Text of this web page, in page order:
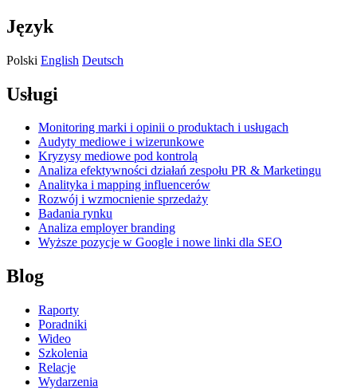
Język
Polski English Deutsch
Usługi
Monitoring marki i opinii o produktach i usługach
Audyty mediowe i wizerunkowe
Kryzysy mediowe pod kontrolą
Analiza efektywności działań zespołu PR & Marketingu
Analityka i mapping influencerów
Rozwój i wzmocnienie sprzedaży
Badania rynku
Analiza employer branding
Wyższe pozycje w Google i nowe linki dla SEO
Blog
Raporty
Poradniki
Wideo
Szkolenia
Relacje
Wydarzenia